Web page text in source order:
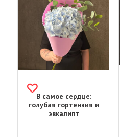
В самое сердце:
голубая гортензия и
эвкалипт